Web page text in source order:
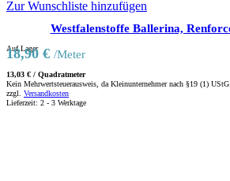
Zur Wunschliste hinzufügen
Westfalenstoffe Ballerina,
Auf Lager
18,90 € /Meter
13,03 € / Quadratmeter
Kein Mehrwertsteuerausweis, da Kleinunternehmer nach §19 (1) UStG.
zzgl. Versandkosten
Lieferzeit: 2 - 3 Werktage